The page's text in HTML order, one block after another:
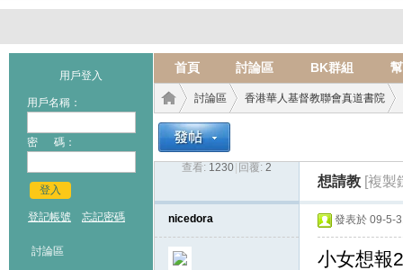
用戶登入
用戶名稱：
密 碼：
登入
登記帳號 忘記密碼
討論區
首頁 討論區 BK群組
討論區
›
香港華人基督教聯會真道書院
›
查看: 1230 回覆: 2
想請教 [複製
nicedora 發表於 09-5-
小女想報